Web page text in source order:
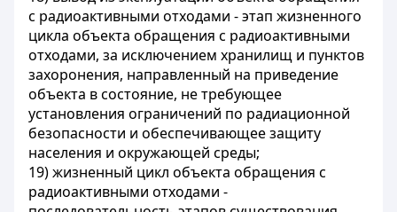
с радиоактивными отходами - этап жизненного
цикла объекта обращения с радиоактивными
отходами, за исключением хранилищ и пунктов
захоронения, направленный на приведение
объекта в состояние, не требующее
установления ограничений по радиационной
безопасности и обеспечивающее защиту
населения и окружающей среды;
19) жизненный цикл объекта обращения с
радиоактивными отходами -